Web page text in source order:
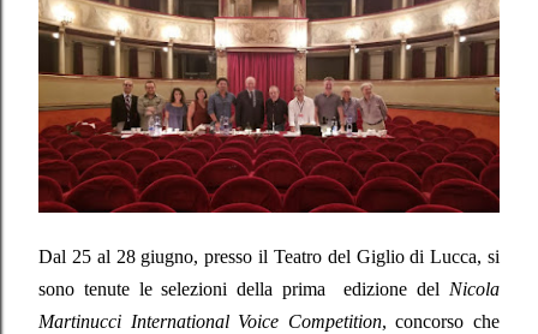
Dal 25 al 28 giugno, presso il Teatro del Giglio di Lucca, si
sono tenute le selezioni della prima
edizione del Nicola
Martinucci International Voice Competition, concorso che